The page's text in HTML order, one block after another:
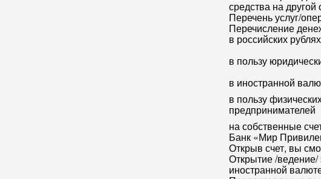
средства на другой
Перечень услуг/
Перечисление
в российских
в пользу
в иностранной
в пользу
предпринимателей
на собственные
Банк «Мир
Открыв счет, вы
Открытие /ведение/
иностранной